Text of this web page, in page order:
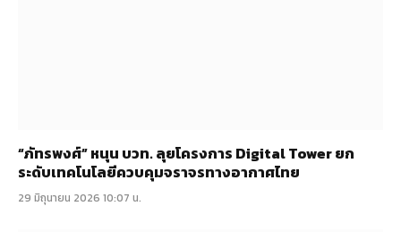
“ภัทรพงศ์” หนุน บวท. ลุยโครงการ Digital Tower ยก
ระดับเทคโนโลยีควบคุมจราจรทางอากาศไทย
29 มิถุนายน 2026 10:07 น.